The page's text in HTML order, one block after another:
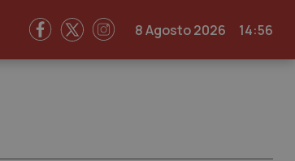
8 Agosto 2026 14:56